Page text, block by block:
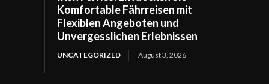
Komfortable Fährreisen mit
Flexiblen Angeboten und
Unvergesslichen Erlebnissen
UNCATEGORIZED August 3, 2026